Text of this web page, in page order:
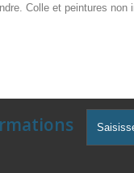
Colle et peintures non